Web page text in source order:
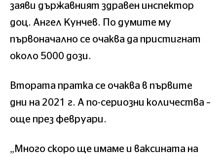
заяви държавният здравен инспектор
доц. Ангел Кунчев. По думите му
първоначално се очаква да пристигнат
около 5000 дози.
Втората пратка се очаква в първите
дни на 2021 г. А по-сериозни количества –
още през февруари.
„Много скоро ще имаме и ваксината на